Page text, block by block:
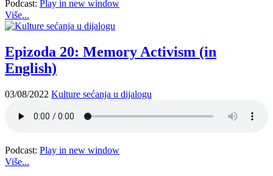
Podcast: Play in new window
Više...
Epizoda 20: Memory Activism (in
English)
03/08/2022 Kulture sećanja u dijalogu
Podcast: Play in new window
Više...